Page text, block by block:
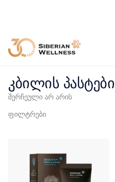
კბილის პასტები
შერჩეული არ არის
ფილტრები